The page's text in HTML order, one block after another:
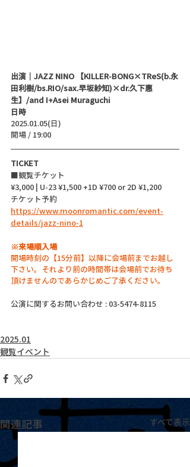
出演｜JAZZ NINO 【KILLER-BONG×TReS(b.永
田利樹/bs.RIO/sax.早坂紗知)×dr.久下惠
生】/and I+Asei Muraguchi
日時
2025.01.05(日)
開場 / 19:00
TICKET
■観覧チケット
¥3,000 | U-23 ¥1,500 +1D ¥700 or 2D ¥1,200
チケット予約
https://www.moonromantic.com/event-
details/jazz-nino-1
※来場順入場
開場時刻の【15分前】以降に会場前までお越し
下さい。それより前の時間帯は会場前でお待ち
頂けませんのであらかじめご了承ください。
公演に関するお問い合わせ : 03-5474-8115
2025.01
観覧イベント
関連記事 すべて表示